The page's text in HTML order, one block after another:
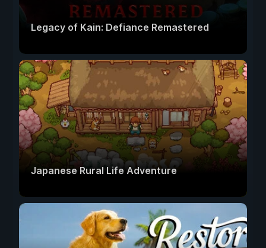
Legacy of Kain: Defiance Remastered
Japanese Rural Life Adventure